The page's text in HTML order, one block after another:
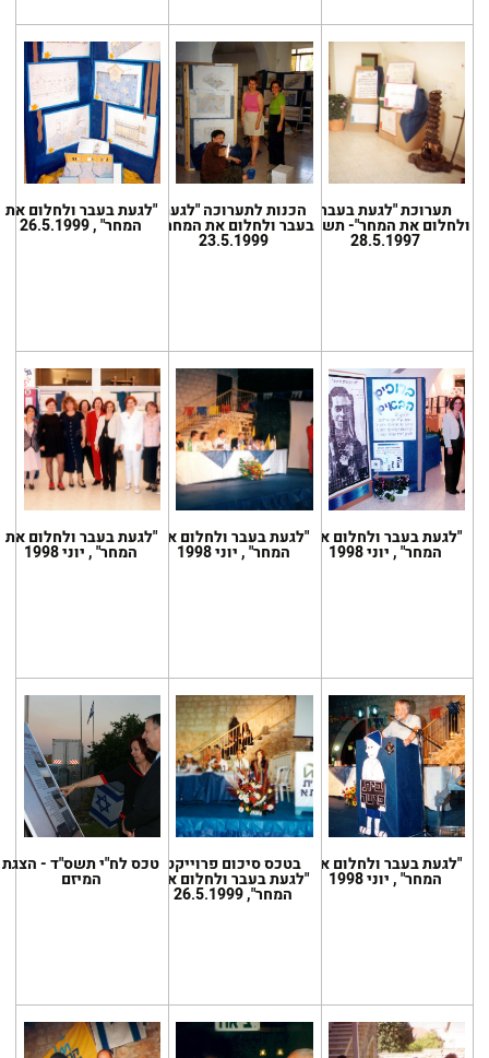
תערוכת "לגעת בעבר
ולחלום את המחר"- תשנ"ז,
28.5.1997
הכנות לתערוכה "לגעת
בעבר ולחלום את המחר" ,
23.5.1999
"לגעת בעבר ולחלום את
המחר" , 26.5.1999
"לגעת בעבר ולחלום את
המחר" , יוני 1998
"לגעת בעבר ולחלום את
המחר" , יוני 1998
"לגעת בעבר ולחלום את
המחר" , יוני 1998
"לגעת בעבר ולחלום את
המחר" , יוני 1998
בטכס סיכום פרוייקט
"לגעת בעבר ולחלום את
המחר", 26.5.1999
טכס לח"י תשס"ד - הצגת
המיזם